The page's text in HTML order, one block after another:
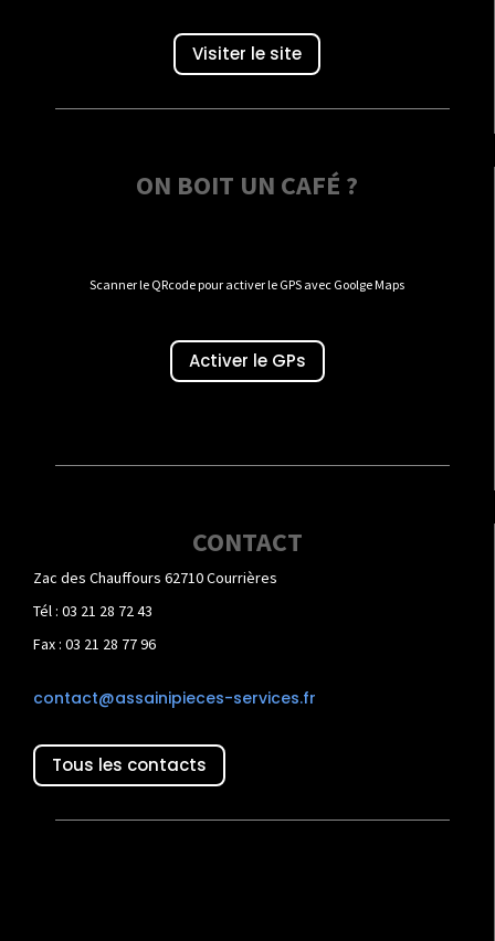
Visiter le site
ON BOIT UN CAFÉ ?
Scanner le QRcode pour activer le GPS avec Goolge Maps
Activer le GPs
CONTACT
Zac des Chauffours 62710 Courrières
Tél : 03 21 28 72 43
Fax : 03 21 28 77 96
contact@assainipieces-services.fr
Tous les contacts